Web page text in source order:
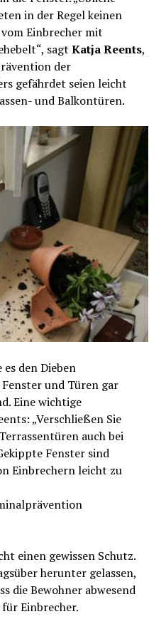
in der Regel keinen
Einbrecher mit
sagt Katja Reents,
der
gefährdet seien leicht
und Balkontüren.
den Dieben
und Türen gar
Eine wichtige
„Verschließen Sie
auch bei
Fenster sind
Einbrechern leicht zu
einen gewissen Schutz.
herunter gelassen,
die Bewohner abwesend
Einbrecher.